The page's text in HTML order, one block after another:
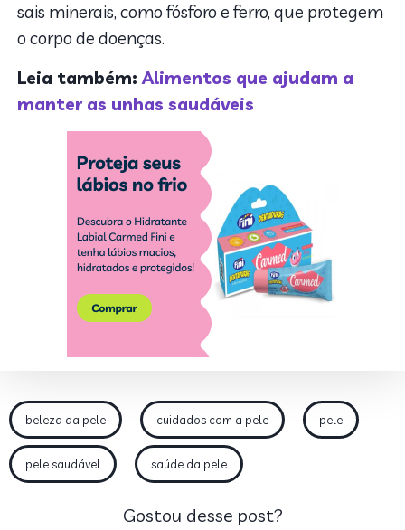
sais minerais, como fósforo e ferro, que protegem
o corpo de doenças.
Leia também:Alimentos que ajudam a
manter as unhas saudáveis
beleza da pele cuidados com a pele pele
pele saudável saúde da pele
Gostou desse post?